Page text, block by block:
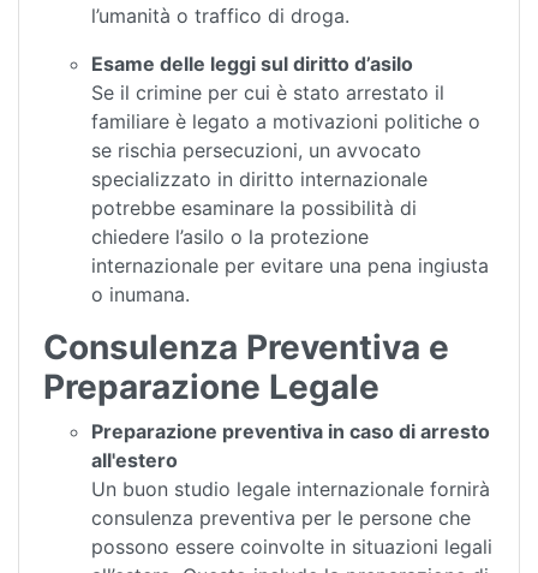
l’umanità o traffico di droga.
Esame delle leggi sul diritto d’asilo
Se il crimine per cui è stato arrestato il
familiare è legato a motivazioni politiche o
se rischia persecuzioni, un avvocato
specializzato in diritto internazionale
potrebbe esaminare la possibilità di
chiedere l’asilo o la protezione
internazionale per evitare una pena ingiusta
o inumana.
Consulenza Preventiva e
Preparazione Legale
Preparazione preventiva in caso di arresto
all'estero
Un buon studio legale internazionale fornirà
consulenza preventiva per le persone che
possono essere coinvolte in situazioni legali